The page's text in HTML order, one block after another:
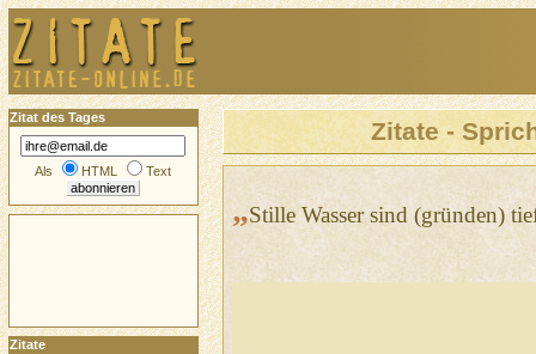
Zitate -
„Stille Wasser sind (gründen)
Zitat des Tages
Als HTML Text
Zitate